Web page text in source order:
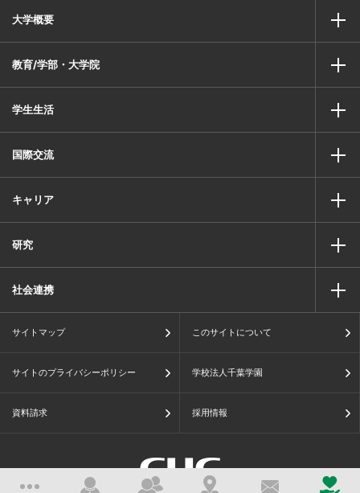
大学概要
教育/学部・大学院
学生生活
国際交流
キャリア
研究
社会連携
サイトマップ このサイトについて
サイトのプライバシーポリシー 学校法人千葉学園
資料請求 採用情報